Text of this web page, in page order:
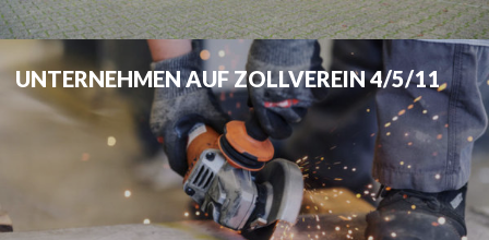
UNTERNEHMEN AUF ZOLLVEREIN 4/5/11